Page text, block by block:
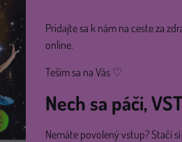
Pridajte sa k nám na ceste za
online.
Teším sa na Vás ♡
Nech sa páči,
Nemáte povolený vstup? Stačí